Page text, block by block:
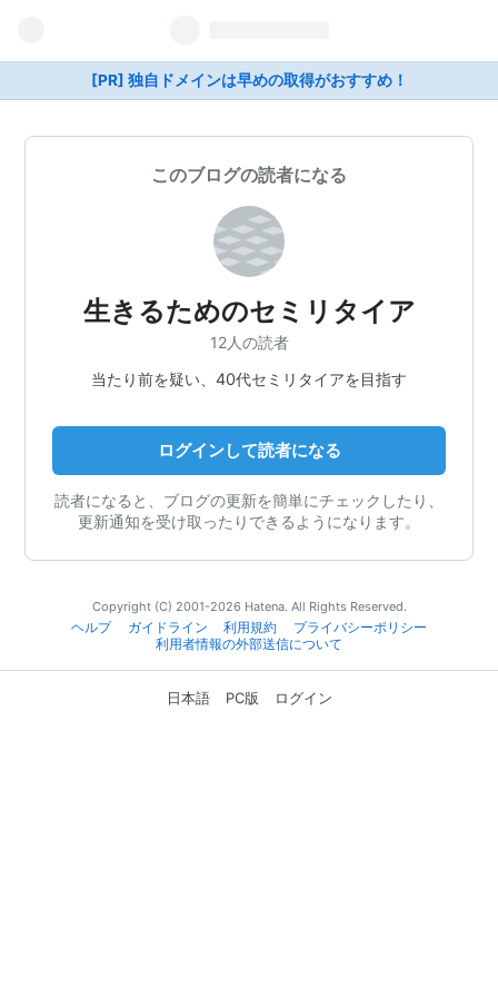
[PR] 独自ドメインは早めの取得がおすすめ！
このブログの読者になる
生きるためのセミリタイア
12人の読者
当たり前を疑い、40代セミリタイアを目指す
ログインして読者になる
読者になると、ブログの更新を簡単にチェックしたり、
更新通知を受け取ったりできるようになります。
Copyright (C) 2001-2026 Hatena. All Rights Reserved.
ヘルプ
ガイドライン 利用規約
プライバシーポリシー
利用者情報の外部送信について
日本語 PC版 ログイン